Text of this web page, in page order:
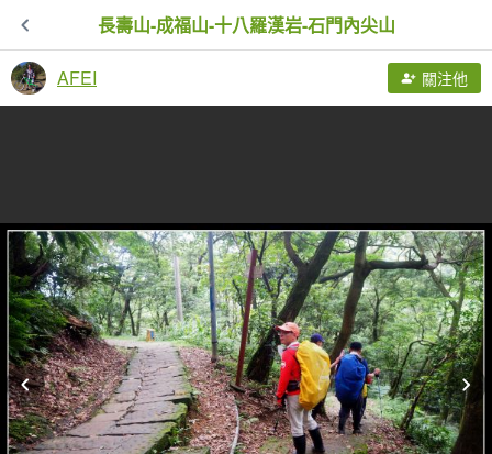
長壽山-成福山-十八羅漢岩-石門內尖山
AFEI 關注他